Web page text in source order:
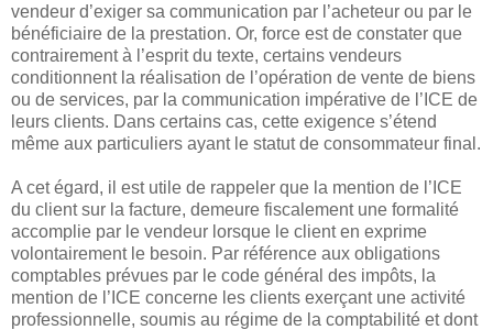
vendeur d’exiger sa communication par l’acheteur ou par le
bénéficiaire de la prestation. Or, force est de constater que
contrairement à l’esprit du texte, certains vendeurs
conditionnent la réalisation de l’opération de vente de biens
ou de services, par la communication impérative de l’ICE de
leurs clients. Dans certains cas, cette exigence s’étend
même aux particuliers ayant le statut de consommateur final.
A cet égard, il est utile de rappeler que la mention de l’ICE
du client sur la facture, demeure fiscalement une formalité
accomplie par le vendeur lorsque le client en exprime
volontairement le besoin. Par référence aux obligations
comptables prévues par le code général des impôts, la
mention de l’ICE concerne les clients exerçant une activité
professionnelle, soumis au régime de la comptabilité et dont